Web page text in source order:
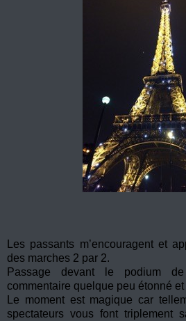
Les passants m’encouragent et
des marches 2 par 2.
Passage devant le podium
commentaire quelque peu étonné
Le moment est magique car
spectateurs vous font triplement